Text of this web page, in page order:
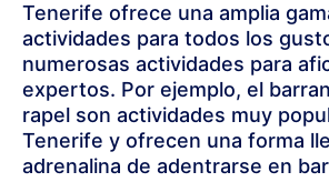
Tenerife ofrece una amplia
actividades para todos los
numerosas actividades para
expertos. Por ejemplo, el
rapel son actividades muy
Tenerife y ofrecen una forma
adrenalina de adentrarse en